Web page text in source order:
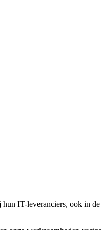
hun IT-leveranciers, ook in de